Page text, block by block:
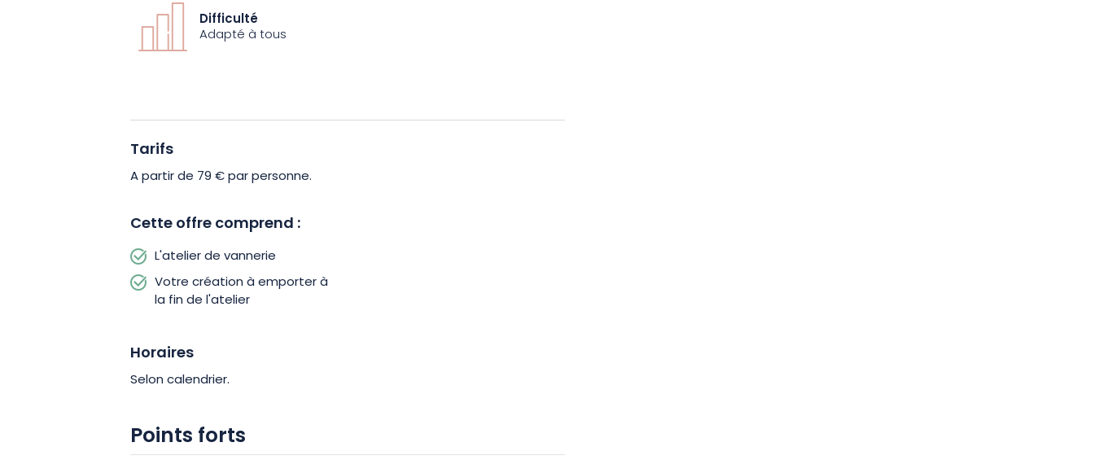
À la fin de cette expérience enrichissante, vous repartirez avec fierté,
votre plateau en osier blanc, une pièce unique qui ajoutera une touche
d’élégance à votre intérieur ou qui impressionnera vos invités lors de
Difficulté
Adapté à tous
Tarifs
A partir de 79 € par personne.
Cette offre comprend :
L'atelier de vannerie
Votre création à emporter à
la fin de l'atelier
Horaires
Selon calendrier.
Points forts